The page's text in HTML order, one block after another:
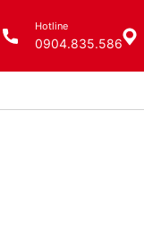
Hotline
0904.835.586